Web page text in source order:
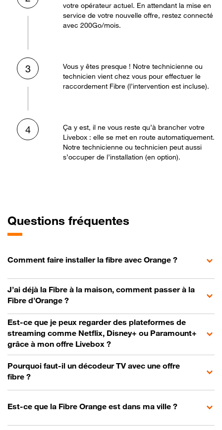
votre opérateur actuel. En attendant la mise en
service de votre nouvelle offre, restez connecté
avec 200Go/mois.
3
Vous y êtes presque ! Notre technicienne ou
technicien vient chez vous pour effectuer le
raccordement Fibre (l’intervention est incluse).
4
Ça y est, il ne vous reste qu’à brancher votre
Livebox : elle se met en route automatiquement.
Notre technicienne ou technicien peut aussi
s’occuper de l’installation (en option).
Questions fréquentes
Comment faire installer la fibre avec Orange ?
J’ai déjà la Fibre à la maison, comment passer à la
Fibre d’Orange ?
Est-ce que je peux regarder des plateformes de
streaming comme Netflix, Disney+ ou Paramount+
grâce à mon offre Livebox ?
Pourquoi faut-il un décodeur TV avec une offre
fibre ?
Est-ce que la Fibre Orange est dans ma ville ?